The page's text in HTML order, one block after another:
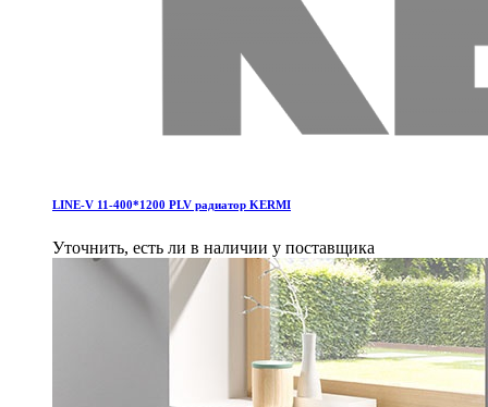
LINE-V 11-400*1200 PLV pадиатор KERMI
Уточнить, есть ли в наличии у поставщика